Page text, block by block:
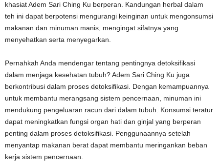
khasiat Adem Sari Ching Ku berperan. Kandungan herbal dalam
teh ini dapat berpotensi mengurangi keinginan untuk mengonsumsi
makanan dan minuman manis, mengingat sifatnya yang
menyehatkan serta menyegarkan.
Pernahkah Anda mendengar tentang pentingnya detoksifikasi
dalam menjaga kesehatan tubuh? Adem Sari Ching Ku juga
berkontribusi dalam proses detoksifikasi. Dengan kemampuannya
untuk membantu merangsang sistem pencernaan, minuman ini
mendukung pengeluaran racun dari dalam tubuh. Konsumsi teratur
dapat meningkatkan fungsi organ hati dan ginjal yang berperan
penting dalam proses detoksifikasi. Penggunaannya setelah
menyantap makanan berat dapat membantu meringankan beban
kerja sistem pencernaan.